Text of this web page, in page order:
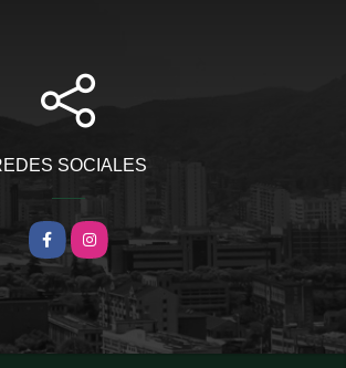
SOCIALES
FacebookInstagram